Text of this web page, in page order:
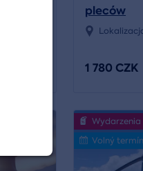
pleców
1 780 CZK
Wydarzenia
Volný